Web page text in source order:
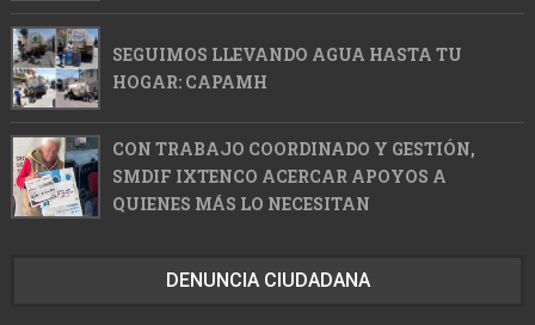
SEGUIMOS LLEVANDO AGUA HASTA TU
HOGAR: CAPAMH
CON TRABAJO COORDINADO Y GESTIÓN,
SMDIF IXTENCO ACERCAR APOYOS A
QUIENES MÁS LO NECESITAN
DENUNCIA CIUDADANA